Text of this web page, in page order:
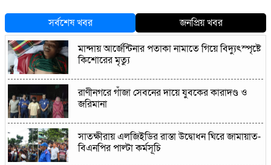
সর্বশেষ খবর
জনপ্রিয় খবর
মান্দায় আর্জেন্টিনার পতাকা নামাতে গিয়ে বিদ্যুৎস্পৃষ্টে
কিশোরের মৃত্যু
রাণীনগরে গাঁজা সেবনের দায়ে যুবকের কারাদণ্ড ও
জরিমানা
সাতক্ষীরায় এলজিইডির রাস্তা উদ্বোধন ঘিরে জামায়াত-
বিএনপির পাল্টা কর্মসূচি